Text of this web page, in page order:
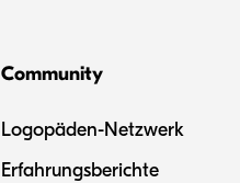
Community
Logopäden-Netzwerk
Erfahrungsberichte